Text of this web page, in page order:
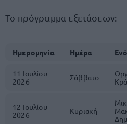
Το πρόγραμμα εξετάσεων:
Ημερομηνία Ημέρα
11 Ιουλίου
2026
Σάββατο
12 Ιουλίου
2026
Κυριακή